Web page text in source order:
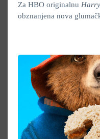
Za HBO originalnu
obznanjena nova